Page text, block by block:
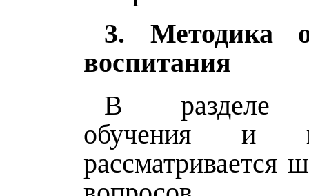
3. Методика
воспитания
В разделе
обучения и
рассматривается